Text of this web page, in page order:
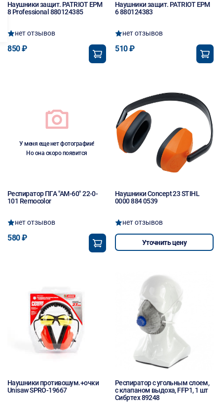
Наушники защит. PATRIOT EPM
8 Professional 880124385
нет отзывов
850 ₽
Наушники защит. PATRIOT EPM
6 880124383
нет отзывов
510 ₽
У меня еще нет фотографии!
Но она скоро появится
Респиратор ПГА "АМ-60" 22-0-
101 Remocolor
нет отзывов
580 ₽
Наушники Concept 23 STIHL
0000 884 0539
нет отзывов
Уточнить цену
Наушники противошум.+очки
Unisaw SPRO-19667
Респиратор c угольным слоем,
с клапаном выдоха, FFP1, 1 шт
Сибртех 89248